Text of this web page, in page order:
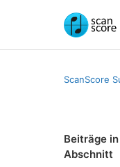
ScanScore
Beiträge
Abschnitt